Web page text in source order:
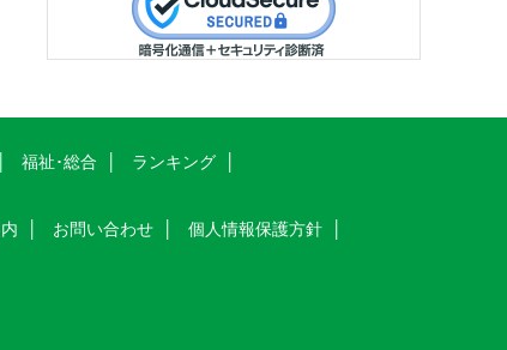
福祉･総合
ランキング
お問い合わせ
個人情報保護方針